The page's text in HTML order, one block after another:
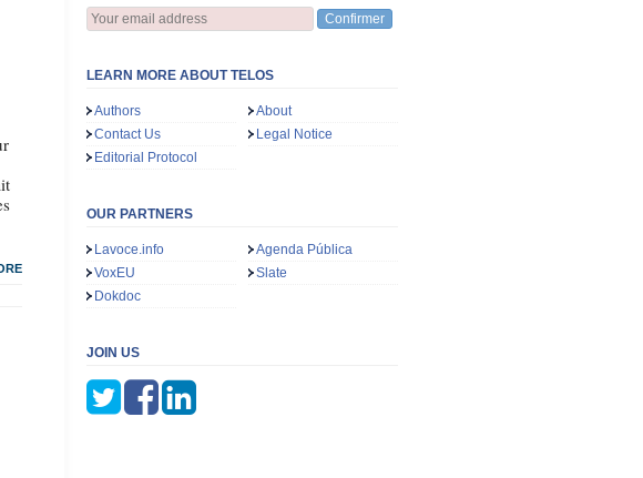
Confirmer
LEARN MORE ABOUT TELOS
Authors
About
Contact Us
Legal Notice
Editorial Protocol
OUR PARTNERS
Lavoce.info
Agenda Pública
VoxEU
Slate
Dokdoc
JOIN US